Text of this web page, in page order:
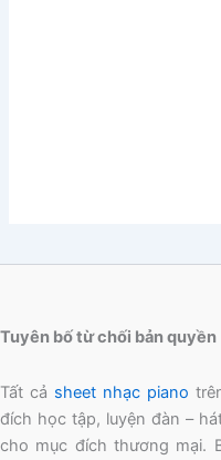
Tuyên bố từ chối bản quyền
Tất cả sheet nhạc piano
đích học tập, luyện đàn –
cho mục đích thương mại.